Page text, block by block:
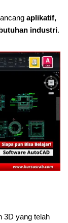
aplikatif,
industri.
3D yang telah